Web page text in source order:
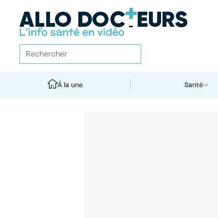
À la une Santé